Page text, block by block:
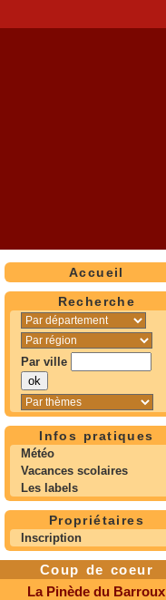
Accueil
Recherche
Par ville
Infos pratiques
Météo
Vacances scolaires
Les labels
Propriétaires
Inscription
Coup de coeur
La Pinède du Barroux